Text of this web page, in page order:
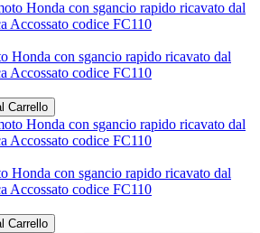
Honda con sgancio rapido ricavato dal
Accossato codice FC110
Carrello
Honda con sgancio rapido ricavato dal
Accossato codice FC110
Carrello